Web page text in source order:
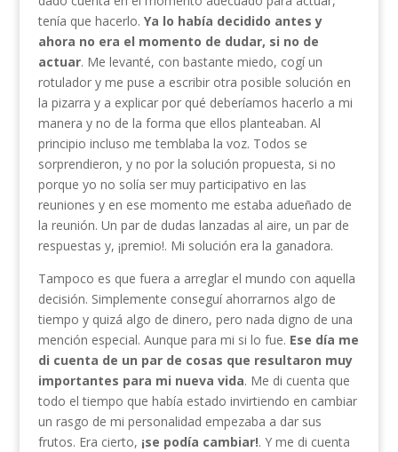
tenía que hacerlo. Ya lo había decidido antes y
ahora no era el momento de dudar, si no de
actuar. Me levanté, con bastante miedo, cogí un
rotulador y me puse a escribir otra posible solución en
la pizarra y a explicar por qué deberíamos hacerlo a mi
manera y no de la forma que ellos planteaban. Al
principio incluso me temblaba la voz. Todos se
sorprendieron, y no por la solución propuesta, si no
porque yo no solía ser muy participativo en las
reuniones y en ese momento me estaba adueñado de
la reunión. Un par de dudas lanzadas al aire, un par de
respuestas y, ¡premio!. Mi solución era la ganadora.
Tampoco es que fuera a arreglar el mundo con aquella
decisión. Simplemente conseguí ahorrarnos algo de
tiempo y quizá algo de dinero, pero nada digno de una
mención especial. Aunque para mi si lo fue. Ese día me
di cuenta de un par de cosas que resultaron muy
importantes para mi nueva vida. Me di cuenta que
todo el tiempo que había estado invirtiendo en cambiar
un rasgo de mi personalidad empezaba a dar sus
frutos. Era cierto, ¡se podía cambiar!. Y me di cuenta